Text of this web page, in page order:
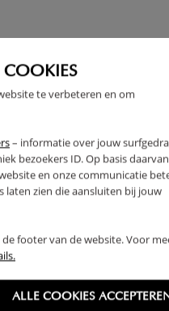
te verbeteren en om
– informatie over jouw
bezoekers ID. Op basis daarvan
en onze communicatie
zien die aansluiten bij jouw
footer van de website. Voor
ALLE COOKIES
1 - 1 sur 1 résultats
Optez
assure un